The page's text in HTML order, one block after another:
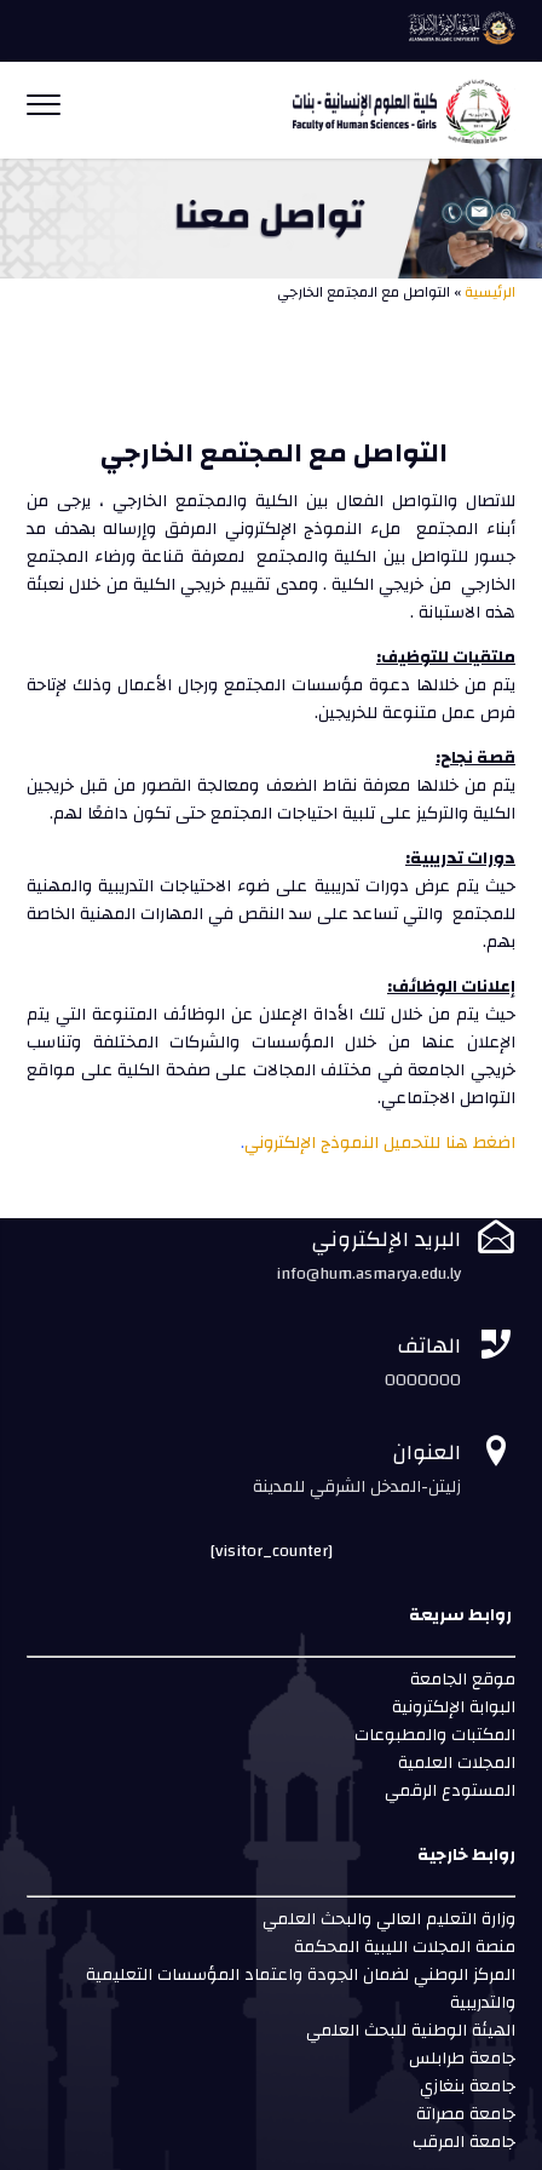
الرئيسية» التواصل مع المجتمع الخارجي
التواصل مع المجتمع الخارجي
للاتصال والتواصل الفعال بين الكلية والمجتمع الخارجي ، يرجى من
أبناء المجتمع ملء النموذج الإلكتروني المرفق وإرساله بهدف مد
جسور للتواصل بين الكلية والمجتمع لمعرفة قناعة ورضاء المجتمع
الخارجي من خريجي الكلية . ومدى تقييم خريجي الكلية من خلال نعبئة
هذه الاستبانة .
ملتقيات للتوظيف:
يتم من خلالها دعوة مؤسسات المجتمع ورجال الأعمال وذلك لإتاحة
فرص عمل متنوعة للخريجين.
قصة نجاح:
يتم من خلالها معرفة نقاط الضعف ومعالجة القصور من قبل خريجين
الكلية والتركيز على تلبية احتياجات المجتمع حتى تكون دافعًا لهم.
دورات تدريبية:
حيث يتم عرض دورات تدريبية على ضوء الاحتياجات التدريبية والمهنية
للمجتمع والتي تساعد على سد النقص في المهارات المهنية الخاصة
بهم.
إعلانات الوظائف:
حيث يتم من خلال تلك الأداة الإعلان عن الوظائف المتنوعة التي يتم
الإعلان عنها من خلال المؤسسات والشركات المختلفة وتناسب
خريجي الجامعة في مختلف المجالات على صفحة الكلية على مواقع
التواصل الاجتماعي.
اضغط هنا للتحميل النموذج الإلكتروني.
 البريد الإلكتروني
info@hum.asmarya.edu.ly
 الهاتف
0000000
 العنوان
زليتن-المدخل الشرقي للمدينة
[visitor_counter]
روابط سريعة
موقع الجامعة
البوابة الإلكترونية
المكتبات والمطبوعات
المجلات العلمية
المستودع الرقمي
روابط خارجية
وزارة التعليم العالي والبحث العلمي
منصة المجلات الليبية المحكمة
المركز الوطني لضمان الجودة واعتماد المؤسسات التعليمية
والتدريبية
الهيئة الوطنية للبحث العلمي
جامعة طرابلس
جامعة بنغازي
جامعة مصراتة
جامعة المرقب